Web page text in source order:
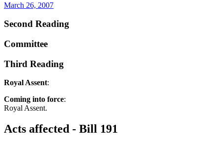
March 26, 2007
Second Reading
Committee
Third Reading
Royal Assent:
Coming into force:
Royal Assent.
Acts affected - Bill 191